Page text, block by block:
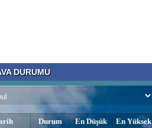
Bir Derviş
Kadın İstihdamı mı, Aileyi Bitirme Projesi
mi?
DURUMU
Durum En Düşük En Yüksek